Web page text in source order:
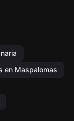
en Maspalomas